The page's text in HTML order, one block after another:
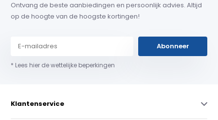
Ontvang de beste aanbiedingen en persoonlijk advies. Altijd
op de hoogte van de hoogste kortingen!
Abonneer
* Lees hier de wettelijke beperkingen
Klantenservice